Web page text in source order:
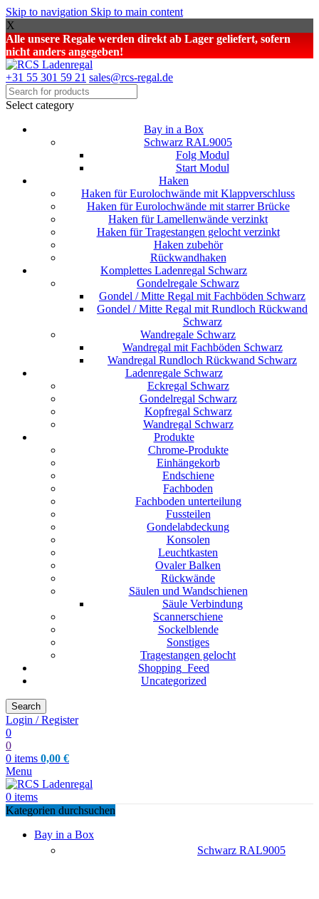
Skip to navigation Skip to main content
X
Alle unsere Regale werden direkt ab Lager geliefert, sofern
nicht anders angegeben!
+31 55 301 59 21 sales@rcs-regal.de
Select category
Bay in a Box
Schwarz RAL9005
Folg Modul
Start Modul
Haken
Haken für Eurolochwände mit Klappverschluss
Haken für Eurolochwände mit starrer Brücke
Haken für Lamellenwände verzinkt
Haken für Tragestangen gelocht verzinkt
Haken zubehör
Rückwandhaken
Komplettes Ladenregal Schwarz
Gondelregale Schwarz
Gondel / Mitte Regal mit Fachböden Schwarz
Gondel / Mitte Regal mit Rundloch Rückwand
Schwarz
Wandregale Schwarz
Wandregal mit Fachböden Schwarz
Wandregal Rundloch Rückwand Schwarz
Ladenregale Schwarz
Eckregal Schwarz
Gondelregal Schwarz
Kopfregal Schwarz
Wandregal Schwarz
Produkte
Chrome-Produkte
Einhängekorb
Endschiene
Fachboden
Fachboden unterteilung
Fussteilen
Gondelabdeckung
Konsolen
Leuchtkasten
Ovaler Balken
Rückwände
Säulen und Wandschienen
Säule Verbindung
Scannerschiene
Sockelblende
Sonstiges
Tragestangen gelocht
Shopping_Feed
Uncategorized
Search
Login / Register
0
0
0 items 0,00 €
Menu
0 items
Kategorien durchsuchen
Bay in a Box
Schwarz RAL9005